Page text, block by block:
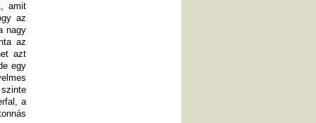
amit
az
nagy
az
azt
egy
a